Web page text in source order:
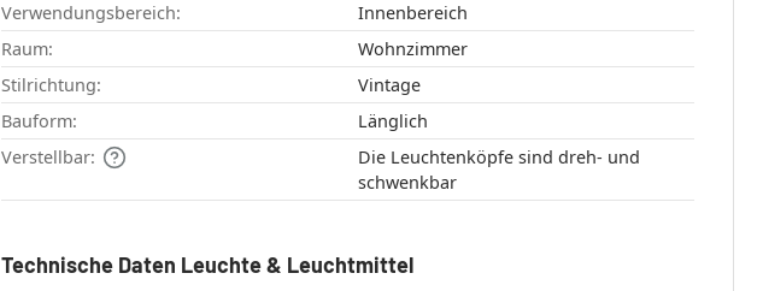
Verwendungsbereich:
Innenbereich
Raum:
Wohnzimmer
Stilrichtung:
Vintage
Bauform:
Länglich
Verstellbar:
Die Leuchtenköpfe sind dreh- und
schwenkbar
Technische Daten Leuchte & Leuchtmittel